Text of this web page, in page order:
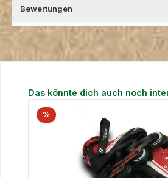
Bewertungen
Produktgalerie überspringen
Das könnte dich auch noch
%